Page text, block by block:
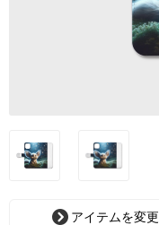
アイテムを変更